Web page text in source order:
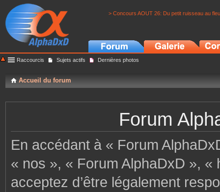
> Concours AOUT 26: Du petit ruisseau au
Raccourcis Sujets actifs Dernières photos
Accueil du forum
Forum
En accédant à « Forum
« nos », « Forum AlphaDxD »,
acceptez d’être légalement